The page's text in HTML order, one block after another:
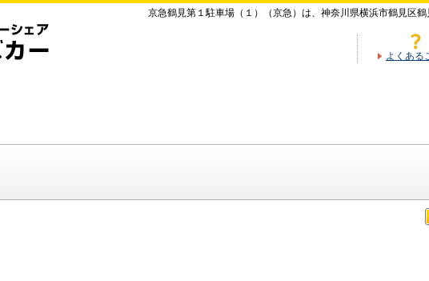
京急鶴見第１駐車場（１）（京急）は、神奈川県横浜市鶴見区
よくある